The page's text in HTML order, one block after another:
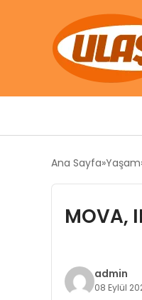
Ana Sayfa Yaşam
MOVA,
admin
08 Eylül